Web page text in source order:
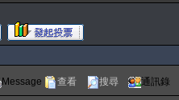
Message 查看 搜尋 通訊錄